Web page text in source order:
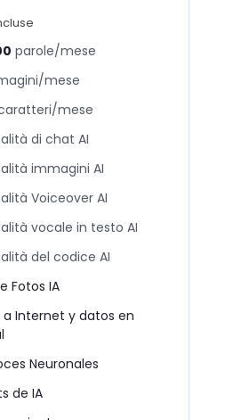
parole/mese
mese
mese
di chat AI
immagini AI
Voiceover AI
vocale in testo AI
del codice AI
Fotos IA
a Internet y datos en
Neuronales
de IA